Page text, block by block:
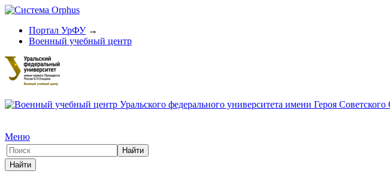
Портал УрФУ→
Военный учебный центр
Меню